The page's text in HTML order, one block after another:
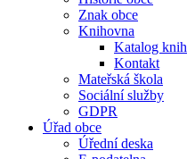
Znak obce
Knihovna
Katalog knih
Kontakt
Mateřská škola
Sociální služby
GDPR
Úřad obce
Úřední deska